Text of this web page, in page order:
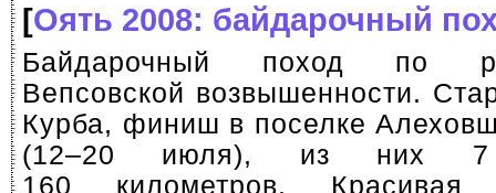
[Оять 2008: байдарочный
Байдарочный поход по
Вепсовской возвышенности.
Курба, финиш в поселке
(12–20 июля), из них 7
160 километров.